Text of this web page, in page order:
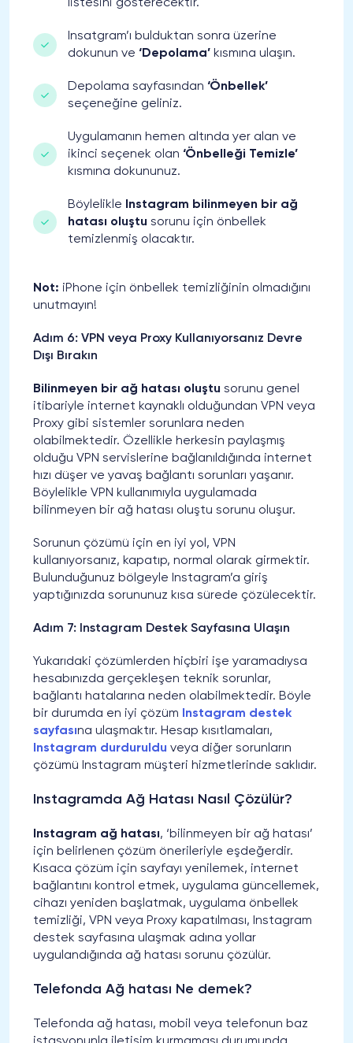
listesini gösterecektir.
Insatgram’ı bulduktan sonra üzerine
dokunun ve ‘Depolama’ kısmına ulaşın.
Depolama sayfasından ‘Önbellek’
seçeneğine geliniz.
Uygulamanın hemen altında yer alan ve
ikinci seçenek olan ‘Önbelleği Temizle’
kısmına dokununuz.
Böylelikle
Instagram bilinmeyen bir ağ
hatası oluştu sorunu için önbellek
temizlenmiş olacaktır.
Not: iPhone için önbellek temizliğinin olmadığını
unutmayın!
Adım 6: VPN veya Proxy Kullanıyorsanız Devre
Dışı Bırakın
Bilinmeyen bir ağ hatası oluştu sorunu genel
itibariyle internet kaynaklı olduğundan VPN veya
Proxy gibi sistemler sorunlara neden
olabilmektedir. Özellikle herkesin paylaşmış
olduğu VPN servislerine bağlanıldığında internet
hızı düşer ve yavaş bağlantı sorunları yaşanır.
Böylelikle VPN kullanımıyla uygulamada
bilinmeyen bir ağ hatası oluştu sorunu oluşur.
Sorunun çözümü için en iyi yol, VPN
kullanıyorsanız, kapatıp, normal olarak girmektir.
Bulunduğunuz bölgeyle Instagram’a giriş
yaptığınızda sorununuz kısa sürede çözülecektir.
Adım 7: Instagram Destek Sayfasına Ulaşın
Yukarıdaki çözümlerden hiçbiri işe yaramadıysa
hesabınızda gerçekleşen teknik sorunlar,
bağlantı hatalarına neden olabilmektedir. Böyle
bir durumda en iyi çözüm
Instagram destek
sayfasına ulaşmaktır. Hesap kısıtlamaları,
Instagram durduruldu veya diğer sorunların
çözümü Instagram müşteri hizmetlerinde saklıdır.
Instagramda Ağ Hatası Nasıl Çözülür?
Instagram ağ hatası, ‘bilinmeyen bir ağ hatası’
için belirlenen çözüm önerileriyle eşdeğerdir.
Kısaca çözüm için sayfayı yenilemek, internet
bağlantını kontrol etmek, uygulama güncellemek,
cihazı yeniden başlatmak, uygulama önbellek
temizliği, VPN veya Proxy kapatılması, Instagram
destek sayfasına ulaşmak adına yollar
uygulandığında ağ hatası sorunu çözülür.
Telefonda Ağ hatası Ne demek?
Telefonda ağ hatası, mobil veya telefonun baz